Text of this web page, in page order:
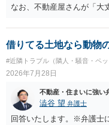
なお、不動産屋さんが「大
れますが、これは法的な保
れるかどうかについては信
すので、建物を事務所・
り、リスクはそれほど大き
大家さんが契約違反を口実
したり、立ち退きを迫る材
ん。
借りてる土地なら動物
#近隣トラブル（隣人・騒音・ペッ
2026年7月28日
不動産・住まいに強い
澁谷 望 弁護士
回答いたします。※弁護士